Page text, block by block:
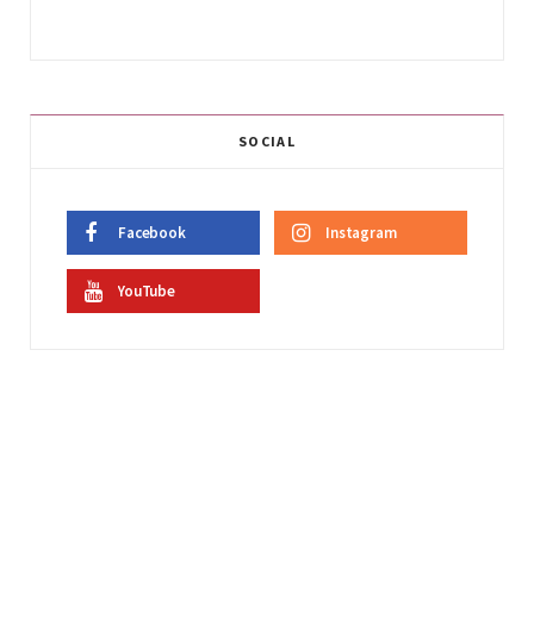
SOCIAL
Facebook Instagram
YouTube